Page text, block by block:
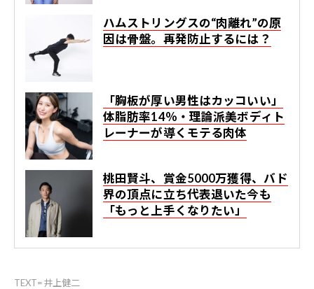
ハムストリングスの“肉離れ”の原
因は骨盤。再発防止するには？
「胸板が厚い男性はカッコいい」
体脂肪率14％・理論派美ボディト
レーナーが導くモテる肉体
桃田賢斗、賞金5000万獲得、バド
界の頂点に立ち代表退いた今も
「もっと上手くなりたい」
TEXT=井上健二